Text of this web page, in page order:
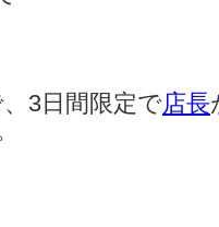
3日間限定で店長